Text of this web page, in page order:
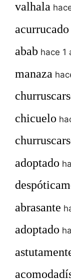
valhala
acurrucado
abab hace 1
manaza
chicuelo
adoptado
abrasante
adoptado